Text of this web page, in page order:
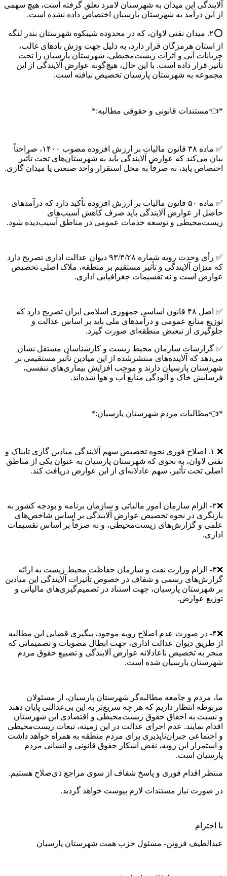
آلایندگی این میدان به شهرستان لامرد تعلق گرفته است، هیچ سهمی
از این درآمد به شهرستان پارسیان اختصاص داده نشده است.
⭕۲. میدان نفتی لاوان، که در محدوده شیبکوه شهرستان بندر لنگه
از استان هرمزگان قرار دارد، به دلیل جهت وزش بادهای غالب،
جریانات آبی و اثرات زیست‌محیطی، شهرستان پارسیان را تحت
تأثیر قرار داده است. با این حال، هیچ‌گونه عوارض آلایندگی از این
مجموعه به شهرستان پارسیان تخصیص نیافته است.
*👈مستندات قانونی و حقوقی مطالبه:*
✅ ماده ۳۸ قانون مالیات بر ارزش افزوده مصوب ۱۴۰۰، صراحتاً
بیان می‌کند که عوارض آلایندگی باید به شهرستان‌های تحت تأثیر
اختصاص یابد، نه صرفاً به محل استقرار واحد صنعتی یا میدان گازی.
✅ ماده ۵۰ قانون مالیات بر ارزش افزوده تأکید دارد که درآمدهای
حاصل از عوارض آلایندگی باید صرف کاهش آسیب‌های
زیست‌محیطی و توسعه خدمات عمومی در مناطق آسیب‌دیده شود.
✅ رأی وحدت رویه شماره ۹۳/۳/۲۸ دیوان عدالت اداری تصریح دارد
که میزان آلایندگی و تأثیر مستقیم بر منطقه، ملاک اصلی تخصیص
عوارض است و نه تقسیمات جغرافیایی اداری.
✅ اصل ۴۸ قانون اساسی جمهوری اسلامی ایران تصریح دارد که
توزیع منابع عمومی و درآمدهای ملی باید بر اساس عدالت و
جلوگیری از تبعیض منطقه‌ای صورت گیرد.
✅ گزارشات سازمان محیط زیست و کارشناسان مستقل نشان
می‌دهد که آلاینده‌های منتشرشده از این میادین تأثیر مستقیمی بر
شهرستان پارسیان دارند و موجب افزایش بیماری‌های تنفسی،
فرسایش خاک و آلودگی منابع آب و هوا شده‌اند.
*👈مطالبات مردم شهرستان پارسیان:*
❌ ۱. اصلاح فوری نحوه تخصیص سهم آلایندگی میادین گازی تابناک و
نفتی لاوان، به نحوی که شهرستان پارسیان به عنوان یکی از مناطق
اصلی تحت تأثیر، سهم عادلانه‌ای از این عوارض دریافت کند.
❌۲- الزام سازمان امور مالیاتی و سازمان برنامه و بودجه کشور به
بازنگری در نحوه تخصیص عوارض آلایندگی بر اساس شاخص‌های
علمی و گزارش‌های زیست‌محیطی، و نه صرفاً بر اساس تقسیمات
اداری.
❌۳- الزام وزارت نفت و سازمان حفاظت محیط زیست به ارائه
گزارش‌های رسمی و شفاف در خصوص تأثیرات آلایندگی این میادین
بر شهرستان پارسیان، جهت استناد در تصمیم‌گیری‌های مالیاتی و
توزیع عوارض.
❌۴- در صورت عدم اصلاح رویه موجود، پیگیری قضایی این مطالبه
از طریق دیوان عدالت اداری، جهت ابطال مصوبات و تصمیماتی که
منجر به تخصیص ناعادلانه عوارض آلایندگی و تضییع حقوق مردم
شهرستان پارسیان شده است.
ما، مردم و جامعه مطالبه‌گر شهرستان پارسیان، از مسئولان
مربوطه انتظار داریم که هر چه سریع‌تر به این بی‌عدالتی پایان دهند
و نسبت به احقاق حقوق زیست‌محیطی و اقتصادی این شهرستان
اقدام نمایند. عدم اجرای عدالت در این زمینه، تبعات زیست‌محیطی
و اجتماعی جبران‌ناپذیری برای مردم منطقه به همراه خواهد داشت
و استمرار این رویه، نقض آشکار حقوق قانونی و انسانی مردم
پارسیان است.
منتظر اقدام فوری و پاسخ شفاف از سوی مراجع ذی‌صلاح هستیم.
در صورت نیاز مستندات لازم پیوست خواهد گردید.
با احترام
عبدالطیف فروتن- مسئول حزب همت شهرستان پارسیان